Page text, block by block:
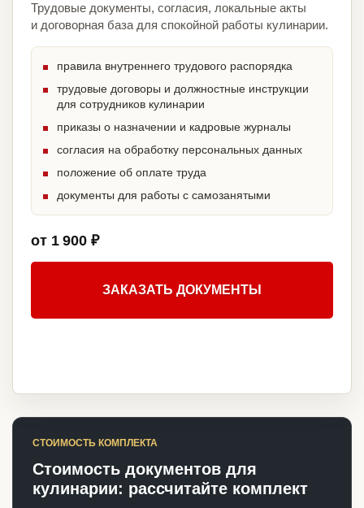
Трудовые документы, согласия, локальные акты
и договорная база для спокойной работы кулинарии.
правила внутреннего трудового распорядка
трудовые договоры и должностные инструкции
для сотрудников кулинарии
приказы о назначении и кадровые журналы
согласия на обработку персональных данных
положение об оплате труда
документы для работы с самозанятыми
от 1 900 ₽
ЗАКАЗАТЬ ДОКУМЕНТЫ
СТОИМОСТЬ КОМПЛЕКТА
Стоимость документов для
кулинарии: рассчитайте комплект